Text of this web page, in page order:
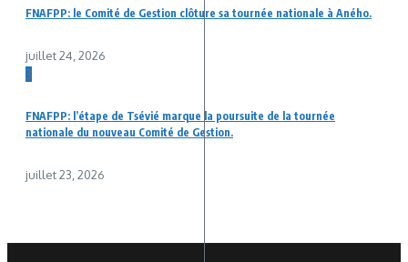
FNAFPP: le Comité de Gestion clôture sa tournée nationale à Aného.
juillet 24, 2026
3
FNAFPP: l’étape de Tsévié marque la poursuite de la tournée
nationale du nouveau Comité de Gestion.
juillet 23, 2026